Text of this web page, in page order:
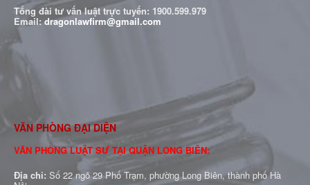
Tổng đài tư vấn luật trực tuyến: 1900.599.979
Email:dragonlawfirm@gmail.com
VĂN PHÒNG ĐẠI DIỆN
VĂN PHÒNG LUẬT SƯ TẠI QUẬN LONG BIÊN:
Địa chỉ: Số 22 ngõ 29 Phố Trạm, phường Long Biên, thành phố Hà